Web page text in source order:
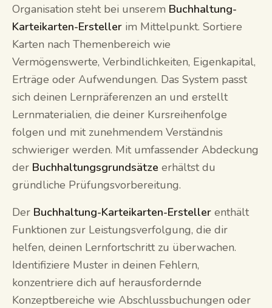
Organisation steht bei unserem Buchhaltung-
Karteikarten-Ersteller im Mittelpunkt. Sortiere
Karten nach Themenbereich wie
Vermögenswerte, Verbindlichkeiten, Eigenkapital,
Erträge oder Aufwendungen. Das System passt
sich deinen Lernpräferenzen an und erstellt
Lernmaterialien, die deiner Kursreihenfolge
folgen und mit zunehmendem Verständnis
schwieriger werden. Mit umfassender Abdeckung
der Buchhaltungsgrundsätze erhältst du
gründliche Prüfungsvorbereitung.
Der Buchhaltung-Karteikarten-Ersteller enthält
Funktionen zur Leistungsverfolgung, die dir
helfen, deinen Lernfortschritt zu überwachen.
Identifiziere Muster in deinen Fehlern,
konzentriere dich auf herausfordernde
Konzeptbereiche wie Abschlussbuchungen oder